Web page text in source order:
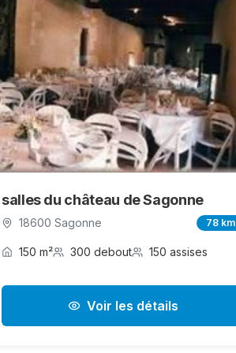
salles du château de Sagonne
18600 Sagonne 78 km
150 m² 300 debout 150 assises
Voir les détails